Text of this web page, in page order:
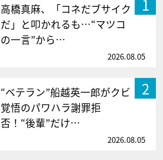
1
高橋真麻、「コネだブサイク
だ」と叩かれるも…“マツコ
の一言”から…
2026.08.05
2
“ベテラン”船越英一郎がクビ
覚悟のパワハラ謝罪拒
否！“後輩”だけ…
2026.08.05